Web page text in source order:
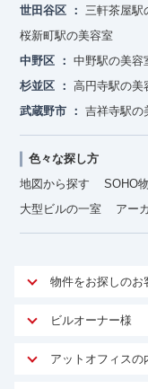
世田谷区
三軒茶屋駅
桜新町駅の美容室
中野区
中野駅の美容
杉並区
高円寺駅の美
武蔵野市
吉祥寺駅の
色々な探し方
地図から探す
SOHO
大型ビルの一室
アー
物件をお探しのお
アットオフィスが
ご契約者様インタ
ビルオーナー様
オーナー様向けサ
アットオフィスの